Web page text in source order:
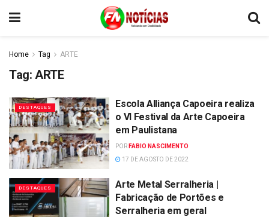
Home Tag ARTE
Tag: ARTE
DESTAQUES
Escola Alliança Capoeira realiza
o VI Festival da Arte Capoeira
em Paulistana
POR FABIO NASCIMENTO
17 DE AGOSTO DE 2022
DESTAQUES
Arte Metal Serralheria |
Fabricação de Portões e
Serralheria em geral